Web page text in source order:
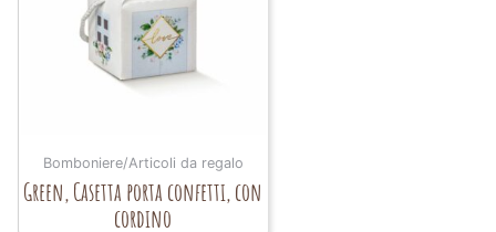
Bomboniere/Articoli da regalo
Green, Casetta porta confetti, con
cordino